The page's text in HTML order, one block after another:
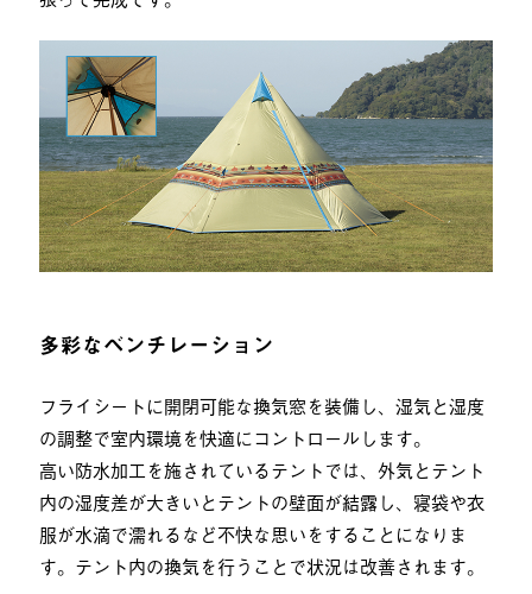
多彩なベンチレーション
フライシートに開閉可能な換気窓を装備し、湿気と湿度
の調整で室内環境を快適にコントロールします。
高い防水加工を施されているテントでは、外気とテント
内の湿度差が大きいとテントの壁面が結露し、寝袋や衣
服が水滴で濡れるなど不快な思いをすることになりま
す。テント内の換気を行うことで状況は改善されます。